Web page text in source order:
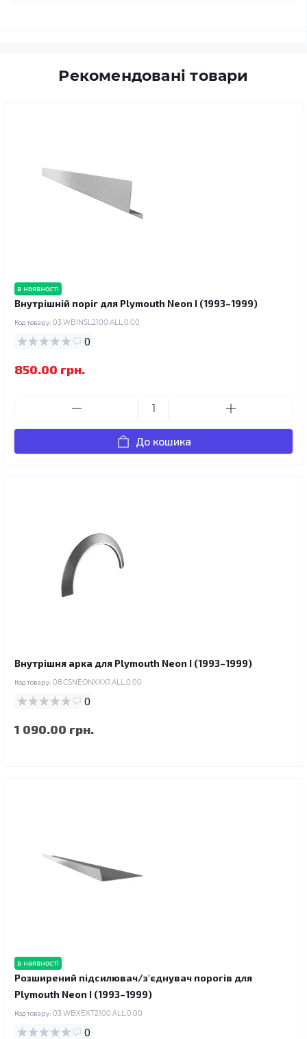
Рекомендовані товари
в наявності
Внутрішній поріг для Plymouth Neon I (1993–1999)
Код товару: 03.WBINSL2100.ALL.0.00
0
850.00 грн.
До кошика
Внутрішня арка для Plymouth Neon I (1993–1999)
Код товару: 08.CSNEONXXX1.ALL.0.00
0
1 090.00 грн.
в наявності
Розширений підсилювач/з'єднувач порогів для
Plymouth Neon I (1993–1999)
Код товару: 03.WBXEXT2100.ALL.0.00
0